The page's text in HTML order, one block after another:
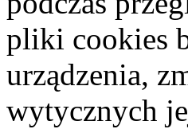
pliki cookies
urządzenia,
wytycznych